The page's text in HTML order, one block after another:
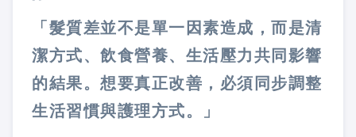
「髮質差並不是單一因素造成，而是清
潔方式、飲食營養、生活壓力共同影響
的結果。想要真正改善，必須同步調整
生活習慣與護理方式。」